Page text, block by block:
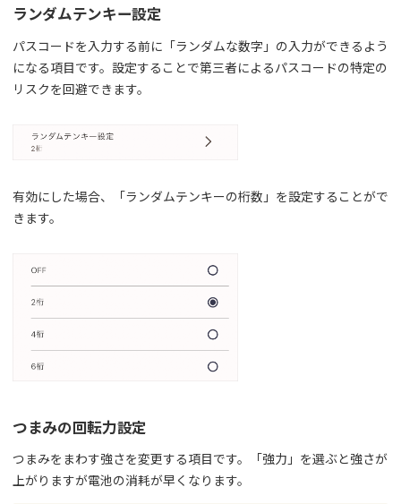
ランダムテンキー設定
パスコードを入力する前に「ランダムな数字」の入力ができるよう
になる項目です。設定することで第三者によるパスコードの特定の
リスクを回避できます。
有効にした場合、「ランダムテンキーの桁数」を設定することがで
きます。
つまみの回転力設定
つまみをまわす強さを変更する項目です。「強力」を選ぶと強さが
上がりますが電池の消耗が早くなります。